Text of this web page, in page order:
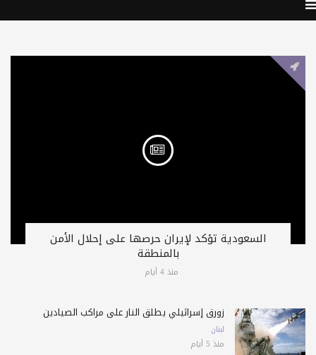
السعودية تؤكد لإيران حرصها على إحلال الأمن
بالمنطقة
منذ 4 أيام
زورق إسرائيلي يطلق النار على مراكب الصيادين
لبنان
منذ 5 أيام